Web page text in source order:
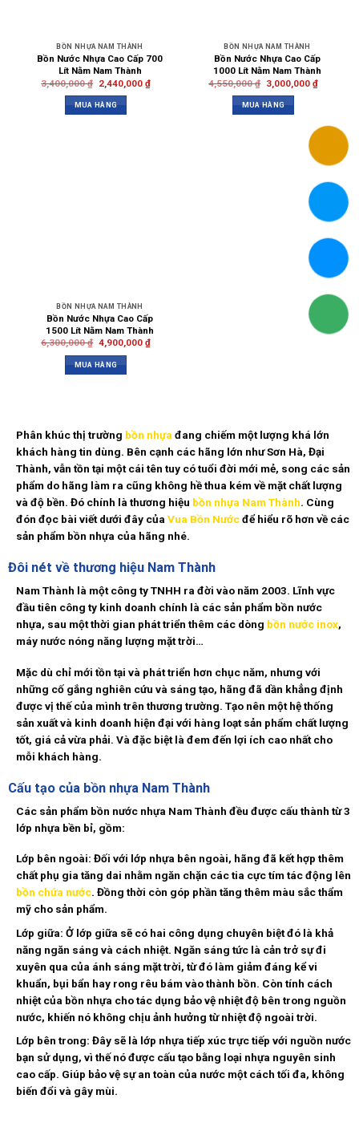
BỒN NHỰA NAM THÀNH
Bồn Nước Nhựa Cao Cấp 700
Lít Nằm Nam Thành
3,400,000₫ 2,440,000 ₫
MUA HÀNG
BỒN NHỰA NAM THÀNH
Bồn Nước Nhựa Cao Cấp
1000 Lít Nằm Nam Thành
4,550,000₫ 3,000,000 ₫
MUA HÀNG
BỒN NHỰA NAM THÀNH
Bồn Nước Nhựa Cao Cấp
1500 Lít Nằm Nam Thành
6,300,000₫ 4,900,000 ₫
MUA HÀNG
Phân khúc thị trường bồn nhựa đang chiếm một lượng khá lớn
khách hàng tin dùng. Bên cạnh các hãng lớn như Sơn Hà, Đại
Thành, vẫn tồn tại một cái tên tuy có tuổi đời mới mẻ, song các sản
phẩm do hãng làm ra cũng không hề thua kém về mặt chất lượng
và độ bền. Đó chính là thương hiệu bồn nhựa Nam Thành. Cùng
đón đọc bài viết dưới đây của Vua Bồn Nướcđể hiểu rõ hơn về các
sản phẩm bồn nhựa của hãng nhé.
Đôi nét về thương hiệu Nam Thành
Nam Thành là một công ty TNHH ra đời vào năm 2003. Lĩnh vực
đầu tiên công ty kinh doanh chính là các sản phẩm bồn nước
nhựa, sau một thời gian phát triển thêm các dòng bồn nước inox,
máy nước nóng năng lượng mặt trời…
Mặc dù chỉ mới tồn tại và phát triển hơn chục năm, nhưng với
những cố gắng nghiên cứu và sáng tạo, hãng đã dần khẳng định
được vị thế của mình trên thương trường. Tạo nên một hệ thống
sản xuất và kinh doanh hiện đại với hàng loạt sản phẩm chất lượng
tốt, giá cả vừa phải. Và đặc biệt là đem đến lợi ích cao nhất cho
mỗi khách hàng.
Cấu tạo của bồn nhựa Nam Thành
Các sản phẩm bồn nước nhựa Nam Thành đều được cấu thành từ 3
lớp nhựa bền bỉ, gồm:
Lớp bên ngoài: Đối với lớp nhựa bên ngoài, hãng đã kết hợp thêm
chất phụ gia tăng dai nhằm ngăn chặn các tia cực tím tác động lên
bồn chứa nước. Đồng thời còn góp phần tăng thêm màu sắc thẩm
mỹ cho sản phẩm.
Lớp giữa: Ở lớp giữa sẽ có hai công dụng chuyên biệt đó là khả
năng ngăn sáng và cách nhiệt. Ngăn sáng tức là cản trở sự đi
xuyên qua của ánh sáng mặt trời, từ đó làm giảm đáng kể vi
khuẩn, bụi bẩn hay rong rêu bám vào thành bồn. Còn tính cách
nhiệt của bồn nhựa cho tác dụng bảo vệ nhiệt độ bên trong nguồn
nước, khiến nó không chịu ảnh hưởng từ nhiệt độ ngoài trời.
Lớp bên trong: Đây sẽ là lớp nhựa tiếp xúc trực tiếp với nguồn nước
bạn sử dụng, vì thế nó được cấu tạo bằng loại nhựa nguyên sinh
cao cấp. Giúp bảo vệ sự an toàn của nước một cách tối đa, không
biến đổi và gây mùi.